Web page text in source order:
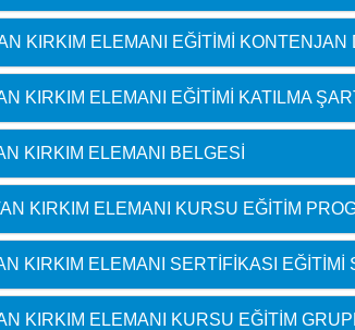
KIRKIM ELEMANI EĞITIMI KONTENJAN
KIRKIM ELEMANI EĞITIMI KATILMA
KIRKIM ELEMANI BELGESI
KIRKIM ELEMANI KURSU EĞITIM
KIRKIM ELEMANI SERTIFIKASI EĞITIMI
KIRKIM ELEMANI KURSU EĞITIM